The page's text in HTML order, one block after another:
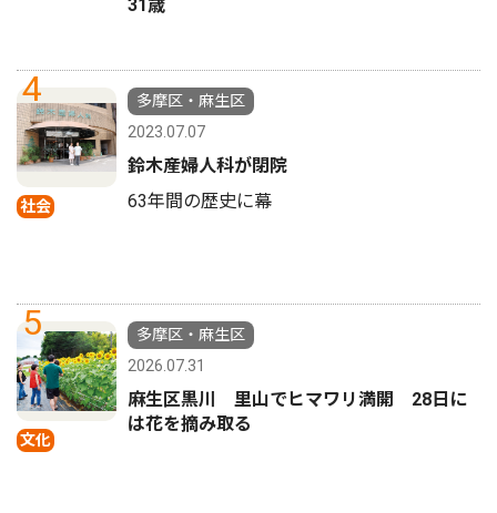
31歳
4
社会
多摩区・麻生区
2023.07.07
鈴木産婦人科が閉院
63年間の歴史に幕
5
文化
多摩区・麻生区
2026.07.31
麻生区黒川 里山でヒマワリ満開 28日に
は花を摘み取る